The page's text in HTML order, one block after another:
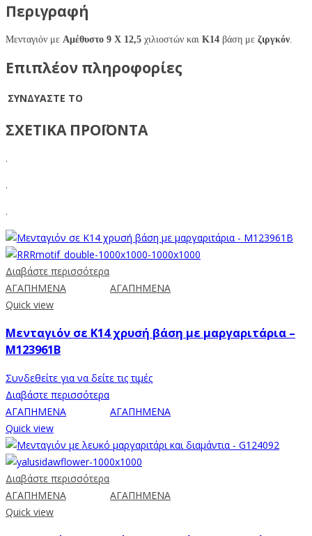
Περιγραφή
Μενταγιόν με Αμέθυστο 9 X 12,5 χιλιοστών και Κ14 βάση με ζιργκόν.
Επιπλέον πληροφορίες
ΣΥΝΔΥΑΣΤΕ ΤΟ
ΣΧΕΤΙΚΑ ΠΡΟΪΟΝΤΑ
.
.
.
Διαβάστε περισσότερα
ΑΓΑΠΗΜΕΝΑ
ΑΓΑΠΗΜΕΝΑ
Quick view
Μενταγιόν σε K14 χρυσή βάση με μαργαριτάρια –
M123961B
Συνδεθείτε για να δείτε τις τιμές
Διαβάστε περισσότερα
ΑΓΑΠΗΜΕΝΑ
ΑΓΑΠΗΜΕΝΑ
Quick view
Διαβάστε περισσότερα
ΑΓΑΠΗΜΕΝΑ
ΑΓΑΠΗΜΕΝΑ
Quick view